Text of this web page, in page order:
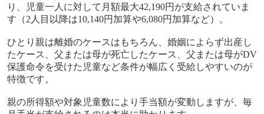
り、児童一人に対して月額最大42,190円が支給されていま
す（2 人目以降は10,140円加算や6,080円加算など）。
ひとり親は離婚のケースはもちろん、婚姻によらず出産し
たケース、父または母が死亡したケース、父または母がDV
保護命令を受けた児童など条件が幅広く受給しやすいのが
特徴です。
親の所得額や対象児童数により手当額が変動しますが、毎